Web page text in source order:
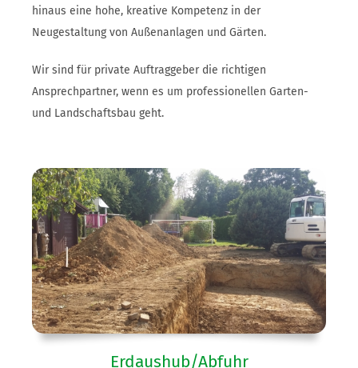
hinaus eine hohe, kreative Kompetenz in der
Neugestaltung von Außenanlagen und Gärten.
Wir sind für private Auftraggeber die richtigen
Ansprechpartner, wenn es um professionellen Garten-
und Landschaftsbau geht.
Erdaushub/Abfuhr